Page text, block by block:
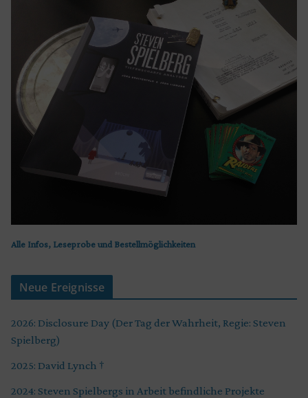
Alle Infos, Leseprobe und Bestellmöglichkeiten
Neue Ereignisse
2026: Disclosure Day (Der Tag der Wahrheit, Regie: Steven
Spielberg)
2025: David Lynch †
2024: Steven Spielbergs in Arbeit befindliche Projekte